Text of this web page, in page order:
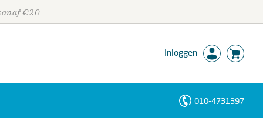
€20
Inloggen
010-4731397
Personen